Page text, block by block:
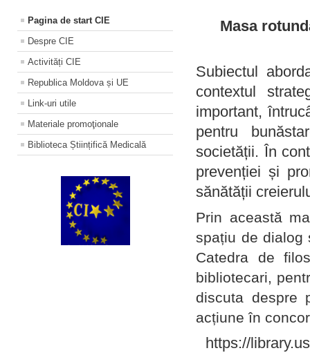
Pagina de start CIE
Despre CIE
Activități CIE
Republica Moldova și UE
Link-uri utile
Materiale promoţionale
Biblioteca Științifică Medicală
Masa
Subiectul
contextul
important,
pentru
societății. În
prevenției și
sănătății
Prin această
spațiu de dialog
Catedra de
bibliotecari,
discuta despre
acțiune în
https://